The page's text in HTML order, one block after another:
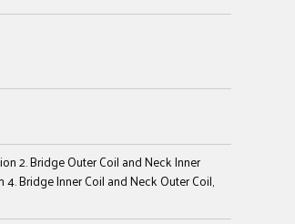
2. Bridge Outer Coil and Neck Inner
Bridge Inner Coil and Neck Outer Coil,